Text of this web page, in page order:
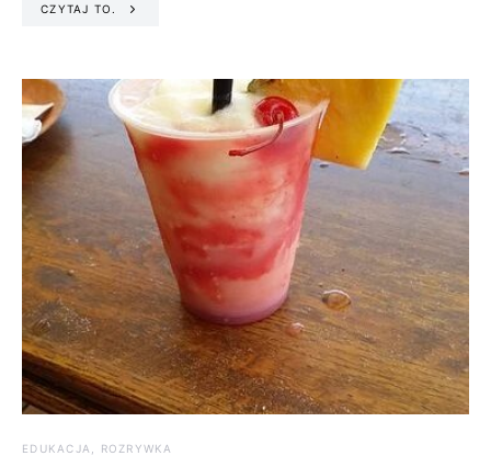
CZYTAJ TO.
EDUKACJA, ROZRYWKA